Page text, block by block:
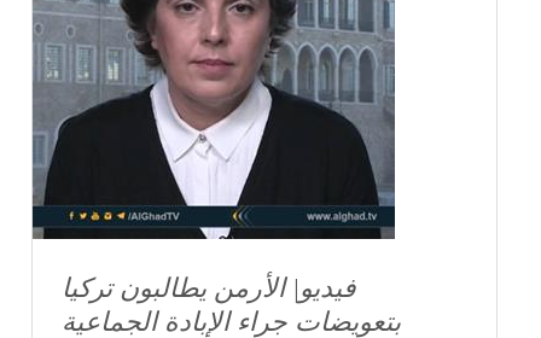
فيديو| الأرمن يطالبون تركيا
بتعويضات جراء الإبادة الجماعية